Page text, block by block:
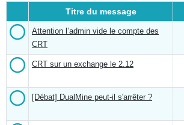
Titre du message
Attention l’admin vide le compte des
CRT
CRT sur un exchange le 2.12
[Débat] DualMine peut-il s'arrêter ?